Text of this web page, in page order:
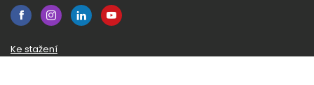
Ke stažení